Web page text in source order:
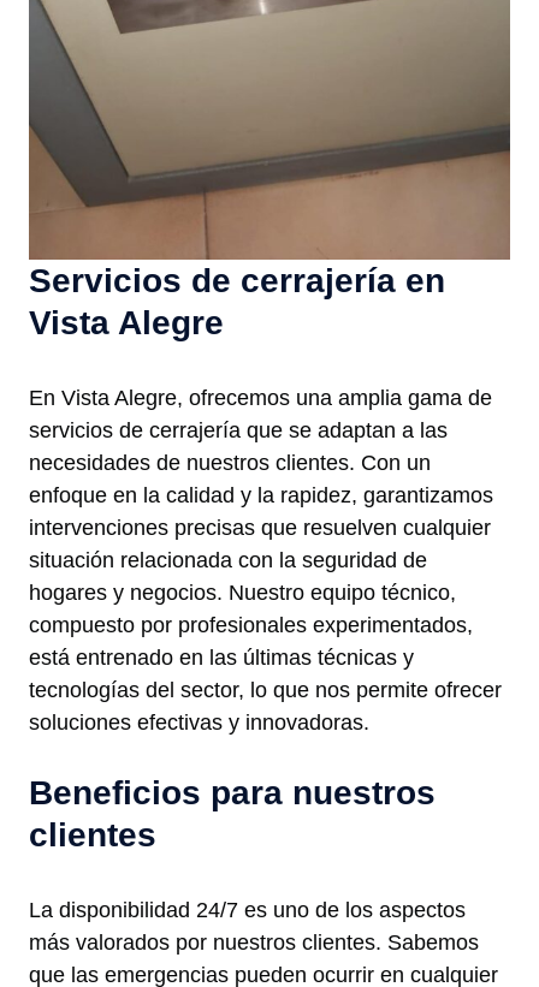
Servicios de cerrajería en
Vista Alegre
En Vista Alegre, ofrecemos una amplia gama de
servicios de cerrajería que se adaptan a las
necesidades de nuestros clientes. Con un
enfoque en la calidad y la rapidez, garantizamos
intervenciones precisas que resuelven cualquier
situación relacionada con la seguridad de
hogares y negocios. Nuestro equipo técnico,
compuesto por profesionales experimentados,
está entrenado en las últimas técnicas y
tecnologías del sector, lo que nos permite ofrecer
soluciones efectivas y innovadoras.
Beneficios para nuestros
clientes
La disponibilidad 24/7 es uno de los aspectos
más valorados por nuestros clientes. Sabemos
que las emergencias pueden ocurrir en cualquier